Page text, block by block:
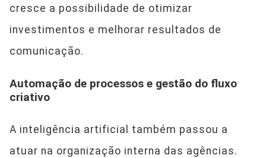
cresce a possibilidade de otimizar
investimentos e melhorar resultados de
comunicação.
Automação de processos e gestão do fluxo
criativo
A inteligência artificial também passou a
atuar na organização interna das agências.